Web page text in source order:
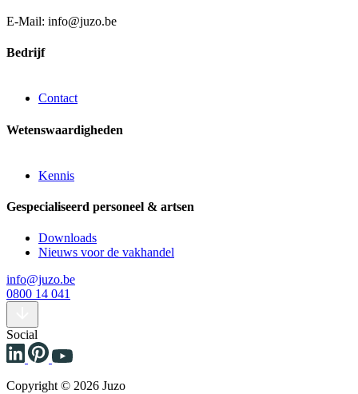
E-Mail: info@juzo.be
Bedrijf
Contact
Wetenswaardigheden
Kennis
Gespecialiseerd personeel & artsen
Downloads
Nieuws voor de vakhandel
info@juzo.be
0800 14 041
Social
Copyright © 2026 Juzo